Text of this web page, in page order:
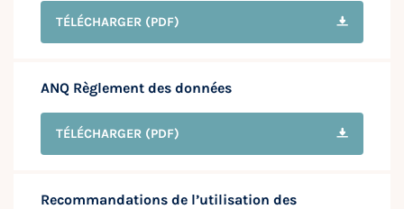
TÉLÉCHARGER (PDF)
ANQ Règlement des données
TÉLÉCHARGER (PDF)
Recommandations de l’utilisation des